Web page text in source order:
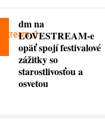
dm na
LOVESTREAM-e
opäť spojí festivalové
zážitky so
starostlivosťou a
osvetou